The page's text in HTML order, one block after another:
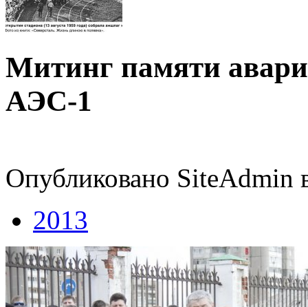
Митинг памяти
АЭС-1
Опубликовано
2013